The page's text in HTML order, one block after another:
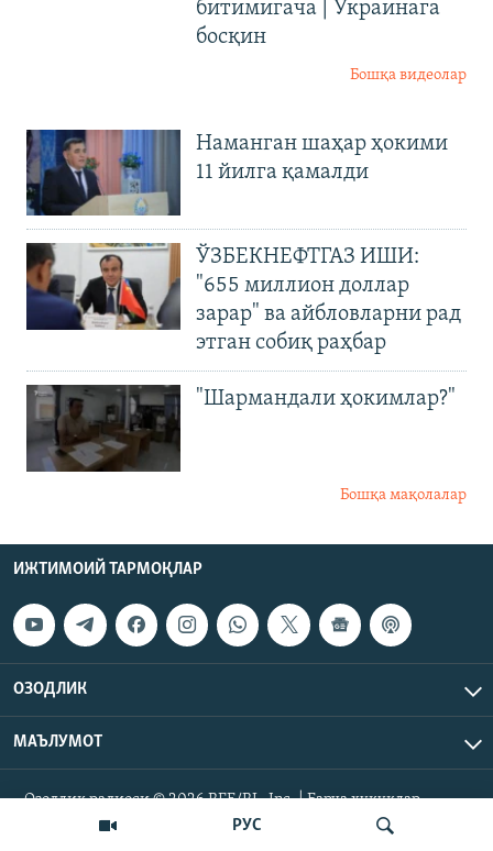
РУС
битимигача | Украинага
босқин
Бошқа видеолар
Наманган шаҳар ҳокими
11 йилга қамалди
ЎЗБЕКНЕФТГАЗ ИШИ:
"655 миллион доллар
зарар" ва айбловларни рад
этган собиқ раҳбар
"Шармандали ҳокимлар?"
Бошқа мақолалар
ИЖТИМОИЙ ТАРМОҚЛАР
ОЗОДЛИК
МАЪЛУМОТ
Озодлик радиоси © 2026 RFE/RL, Inc. | Барча ҳуқуқлар
ҳимояланган.